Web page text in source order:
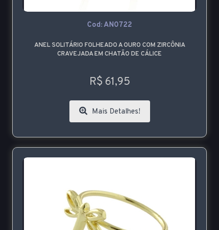
Cod: AN0722
ANEL SOLITÁRIO FOLHEADO A OURO COM ZIRCÔNIA
CRAVEJADA EM CHATÃO DE CÁLICE
R$ 61,95
Mais Detalhes!